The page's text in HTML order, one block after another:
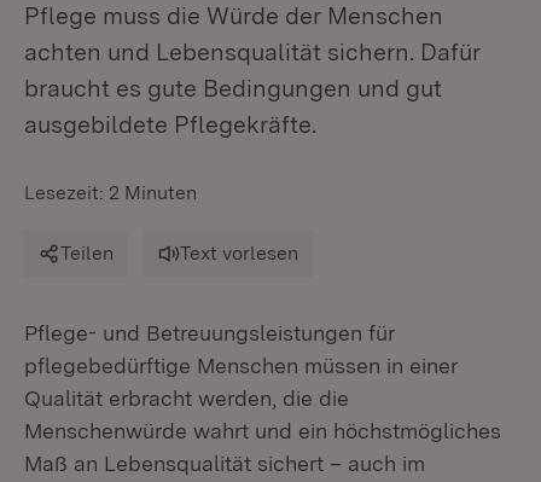
Pflege muss die Würde der Menschen
achten und Lebensqualität sichern. Dafür
braucht es gute Bedingungen und gut
ausgebildete Pflegekräfte.
Lesezeit: 2 Minuten
Teilen Text vorlesen
Pflege- und Betreuungsleistungen für
pflegebedürftige Menschen müssen in einer
Qualität erbracht werden, die die
Menschenwürde wahrt und ein höchstmögliches
Maß an Lebensqualität sichert – auch im